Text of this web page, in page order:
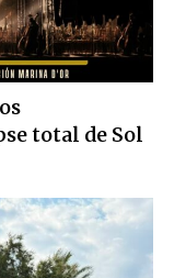
total de Sol